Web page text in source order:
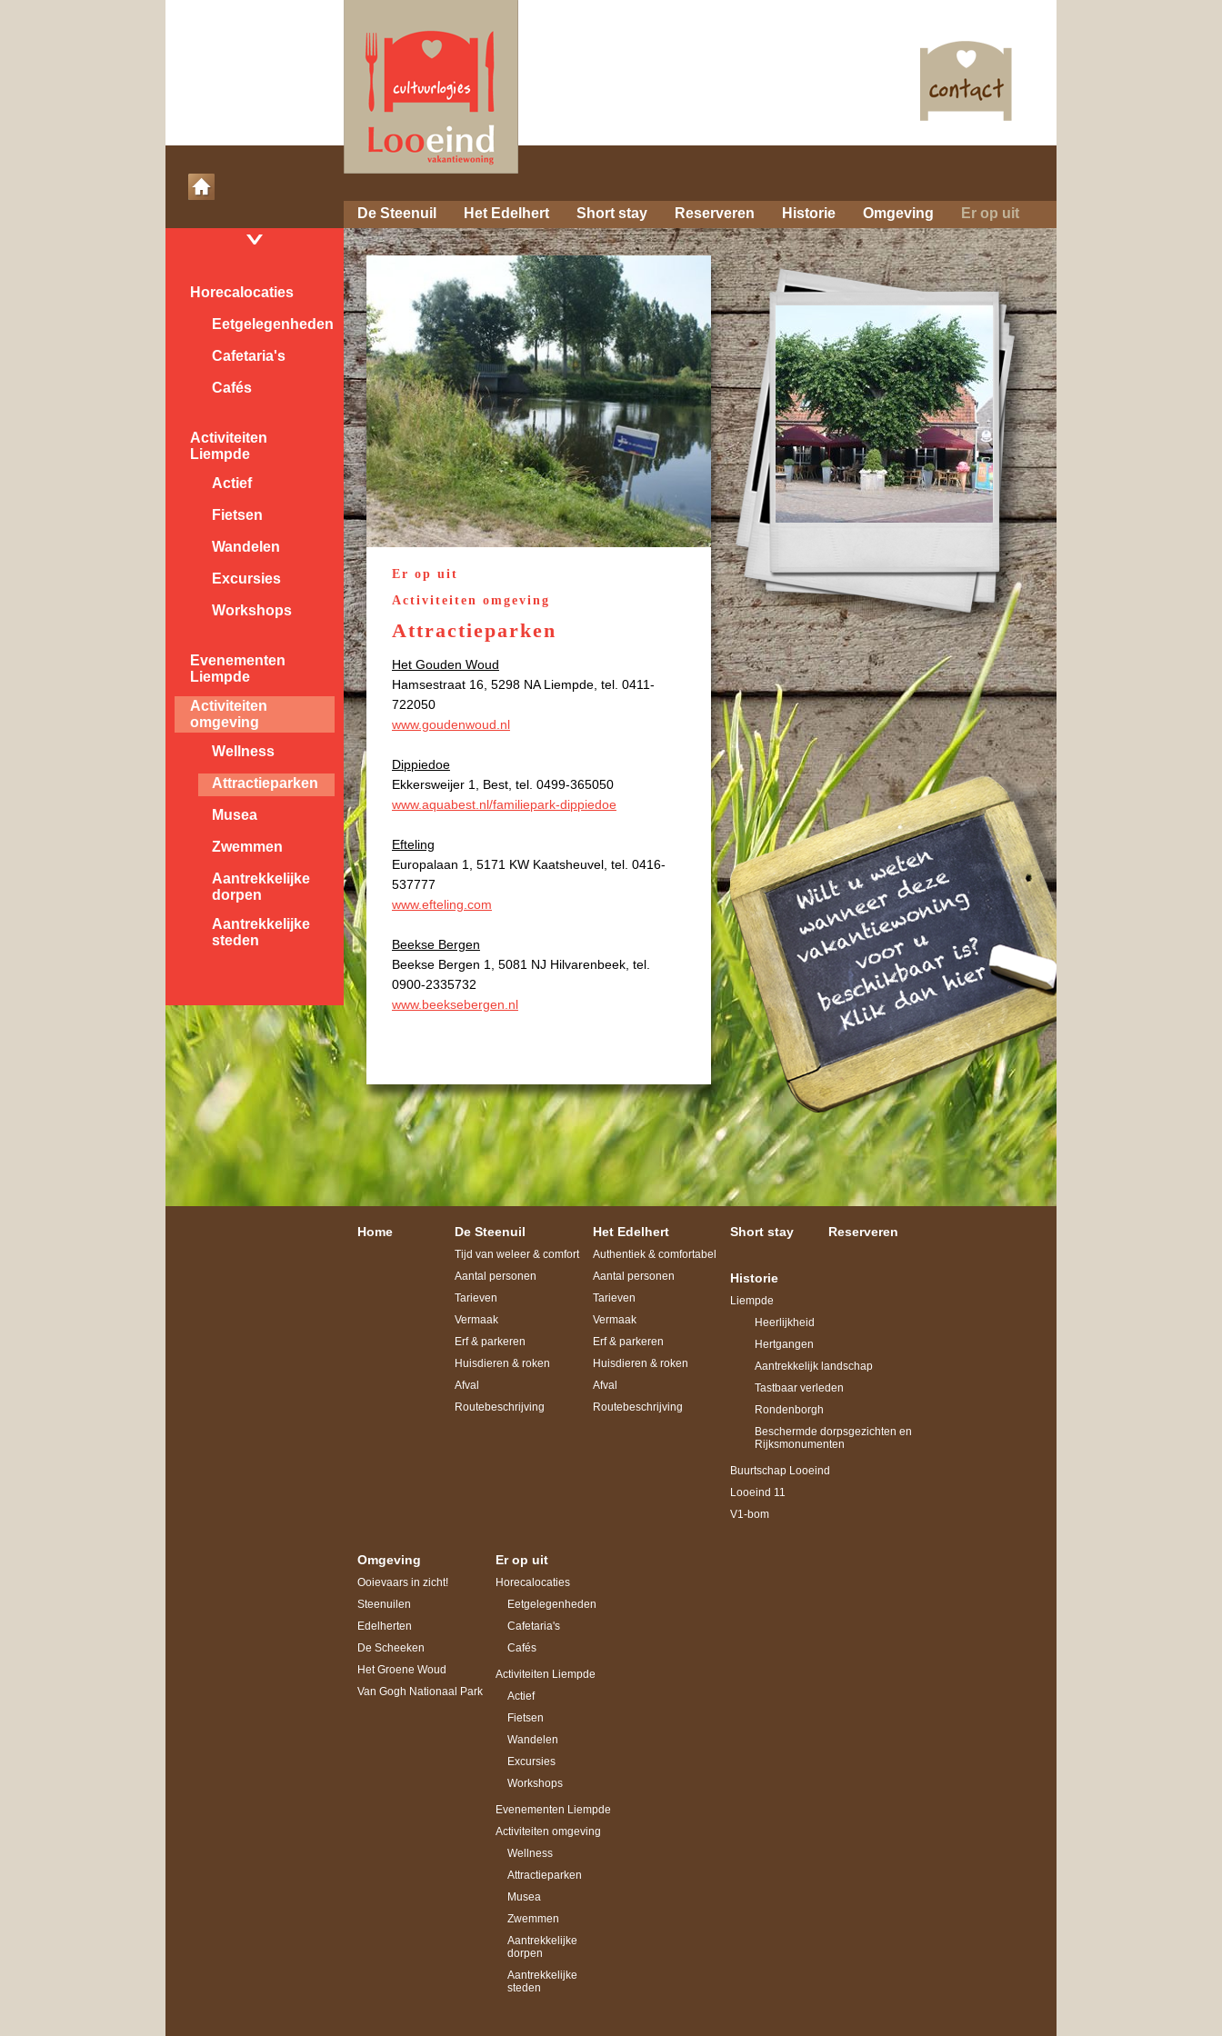
De Steenuil Het Edelhert Short stay Reserveren Historie Omgeving Er op uit
Horecalocaties
Eetgelegenheden
Cafetaria's
Cafés
Activiteiten
Liempde
Actief
Fietsen
Wandelen
Excursies
Workshops
Evenementen
Liempde
Activiteiten
omgeving
Wellness
Attractieparken
Musea
Zwemmen
Aantrekkelijke
dorpen
Aantrekkelijke
steden
Er op uit
Activiteiten omgeving
Attractieparken
Het Gouden Woud
Hamsestraat 16, 5298 NA Liempde, tel. 0411-
722050
www.goudenwoud.nl
Dippiedoe
Ekkersweijer 1, Best, tel. 0499-365050
www.aquabest.nl/familiepark-dippiedoe
Efteling
Europalaan 1, 5171 KW Kaatsheuvel, tel. 0416-
537777
www.efteling.com
Beekse Bergen
Beekse Bergen 1, 5081 NJ Hilvarenbeek, tel.
0900-2335732
www.beeksebergen.nl
Home De Steenuil
Tijd van weleer & comfort
Aantal personen
Tarieven
Vermaak
Erf & parkeren
Huisdieren & roken
Afval
Routebeschrijving
Het Edelhert
Authentiek & comfortabel
Aantal personen
Tarieven
Vermaak
Erf & parkeren
Huisdieren & roken
Afval
Routebeschrijving
Short stay Reserveren
Historie
Liempde
Heerlijkheid
Hertgangen
Aantrekkelijk landschap
Tastbaar verleden
Rondenborgh
Beschermde dorpsgezichten en
Rijksmonumenten
Buurtschap Looeind
Looeind 11
V1-bom
Omgeving
Ooievaars in zicht!
Steenuilen
Edelherten
De Scheeken
Het Groene Woud
Van Gogh Nationaal Park
Er op uit
Horecalocaties
Eetgelegenheden
Cafetaria's
Cafés
Activiteiten Liempde
Actief
Fietsen
Wandelen
Excursies
Workshops
Evenementen Liempde
Activiteiten omgeving
Wellness
Attractieparken
Musea
Zwemmen
Aantrekkelijke
dorpen
Aantrekkelijke
steden